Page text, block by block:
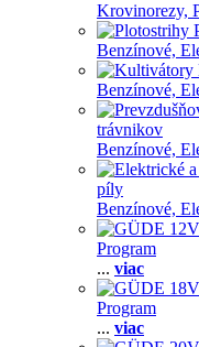
Krovinorezy,
Benzínové,
Benzínové,
trávnikov
Benzínové,
píly
Benzínové,
Program
... viac
Program
... viac